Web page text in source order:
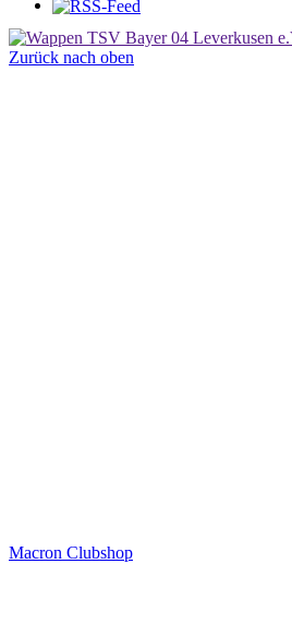
Zurück nach oben
Macron Clubshop